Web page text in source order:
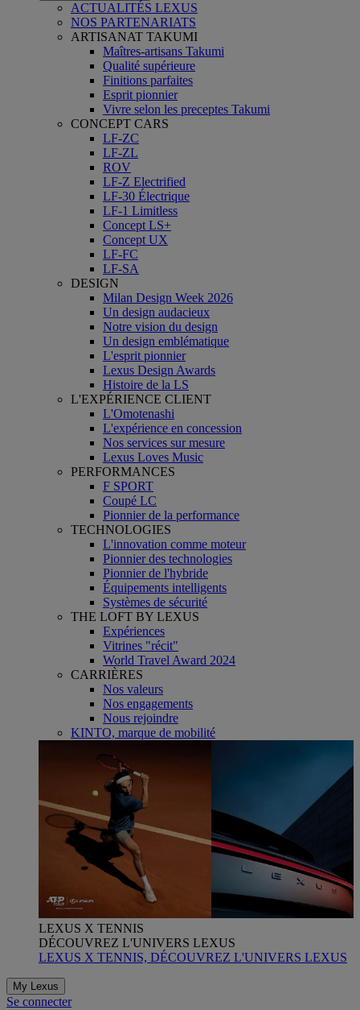
ACTUALITÉS LEXUS
NOS PARTENARIATS
ARTISANAT TAKUMI
Maîtres-artisans Takumi
Qualité supérieure
Finitions parfaites
Esprit pionnier
Vivre selon les preceptes Takumi
CONCEPT CARS
LF-ZC
LF-ZL
ROV
LF-Z Electrified
LF-30 Électrique
LF-1 Limitless
Concept LS+
Concept UX
LF-FC
LF-SA
DESIGN
Milan Design Week 2026
Un design audacieux
Notre vision du design
Un design emblématique
L'esprit pionnier
Lexus Design Awards
Histoire de la LS
L'EXPÉRIENCE CLIENT
L'Omotenashi
L'expérience en concession
Nos services sur mesure
Lexus Loves Music
PERFORMANCES
F SPORT
Coupé LC
Pionnier de la performance
TECHNOLOGIES
L'innovation comme moteur
Pionnier des technologies
Pionnier de l'hybride
Équipements intelligents
Systèmes de sécurité
THE LOFT BY LEXUS
Expériences
Vitrines "récit"
World Travel Award 2024
CARRIÈRES
Nos valeurs
Nos engagements
Nous rejoindre
KINTO, marque de mobilité
LEXUS X TENNIS
DÉCOUVREZ L'UNIVERS LEXUS
LEXUS X TENNIS, DÉCOUVREZ L'UNIVERS LEXUS
My Lexus
Se connecter